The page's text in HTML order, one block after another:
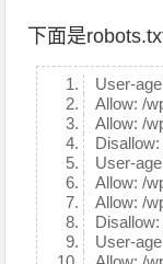
下面是
User-
Allow: /
Allow: /
Disallow:
User-
Allow: /
Allow: /
Disallow:
User-